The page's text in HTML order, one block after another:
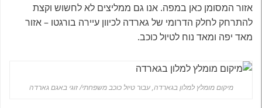
אזור המסומן כאן במפה. אנו גם ממליצים לא לחשוש וקצת
להתרחק לחלק הדרומי של גארדה לכיוון עיירה בורגטו – אזור
מאד יפה ומאד נוח לטיול כוכב.
מיקום מומלץ למלון בגארדה, עבור טיול כוכב משפחתי/ זוגי באגם גארדה